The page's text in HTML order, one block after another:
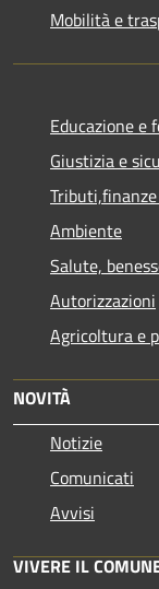
Mobilità e
Educazione e
Giustizia e
Ambiente
Salute,
Autorizzazioni
Agricoltura e
NOVITÀ
Notizie
Comunicati
Avvisi
VIVERE IL